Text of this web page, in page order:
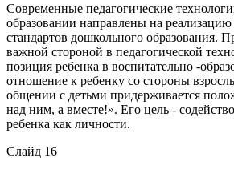
Современные педагогические
образовании направлены на реализацию
стандартов дошкольного образования.
важной стороной в педагогической
позиция ребенка в воспитательно -
отношение к ребенку со стороны
общении с детьми придерживается
над ним, а вместе!». Его цель -
ребенка как личности.
Слайд 16